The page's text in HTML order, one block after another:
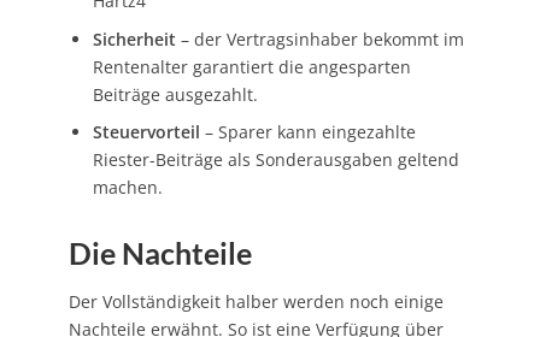
Sicherheit – der Vertragsinhaber bekommt im
Rentenalter garantiert die angesparten
Beiträge ausgezahlt.
Steuervorteil – Sparer kann eingezahlte
Riester-Beiträge als Sonderausgaben geltend
machen.
Die Nachteile
Der Vollständigkeit halber werden noch einige
Nachteile erwähnt. So ist eine Verfügung über